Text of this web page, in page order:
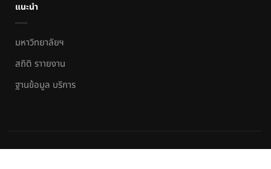
แนะนำ
มหาวิทยาลัยฯ
สถิติ ราายงาน
ฐานข้อมูล บริการ